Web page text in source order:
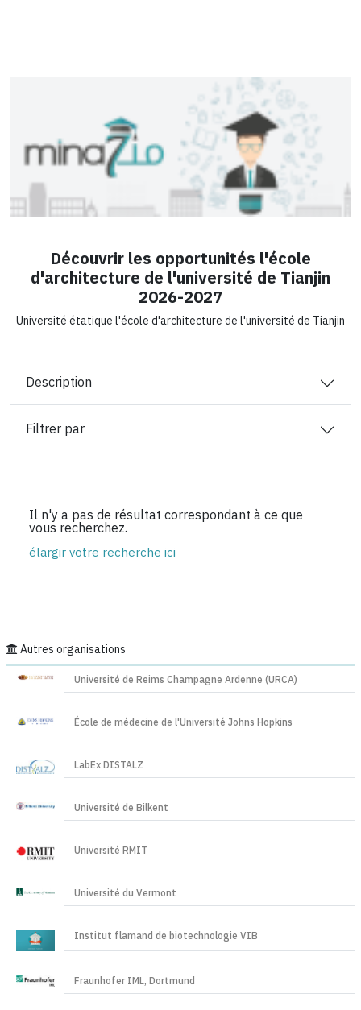
Découvrir les opportunités l'école
d'architecture de l'université de Tianjin
2026-2027
Université étatique l'école d'architecture de l'université de Tianjin
Description
Filtrer par
Il n'y a pas de résultat correspondant à ce que
vous recherchez.
élargir votre recherche ici
Autres organisations
Université de Reims Champagne Ardenne (URCA)
École de médecine de l'Université Johns Hopkins
LabEx DISTALZ
Université de Bilkent
Université RMIT
Université du Vermont
Institut flamand de biotechnologie VIB
Fraunhofer IML, Dortmund